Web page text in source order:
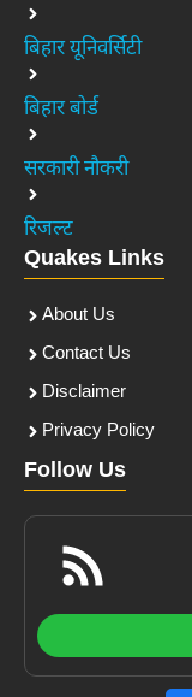
बिहार यूनिवर्सिटी
बिहार बोर्ड
सरकारी नौकरी
रिजल्ट
Quakes Links
About Us
Contact Us
Disclaimer
Privacy Policy
Follow Us